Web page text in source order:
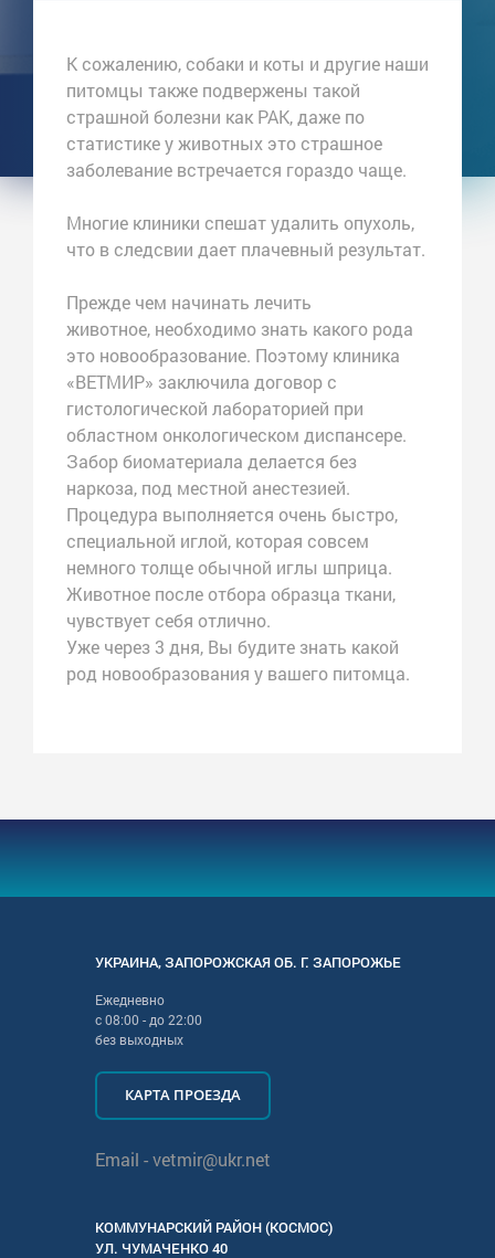
К сожалению, собаки и коты и другие наши
питомцы также подвержены такой
страшной болезни как РАК, даже по
статистике у животных это страшное
заболевание встречается гораздо чаще.
Многие клиники спешат удалить опухоль,
что в следсвии дает плачевный результат.
Прежде чем начинать лечить
животное, необходимо знать какого рода
это новообразование. Поэтому клиника
«ВЕТМИР» заключила договор с
гистологической лабораторией при
областном онкологическом диспансере.
Забор биоматериала делается без
наркоза, под местной анестезией.
Процедура выполняется очень быстро,
специальной иглой, которая совсем
немного толще обычной иглы шприца.
Животное после отбора образца ткани,
чувствует себя отлично.
Уже через 3 дня, Вы будите знать какой
род новообразования у вашего питомца.
УКРАИНА,ЗАПОРОЖСКАЯОБ. Г. ЗАПОРОЖЬЕ
Ежедневно
с08:00 - до22:00
без выходных
КАРТА ПРОЕЗДА
Email -vetmir@ukr.net
КОММУНАРСКИЙ РАЙОН (КОСМОС)
УЛ. ЧУМАЧЕНКО 40